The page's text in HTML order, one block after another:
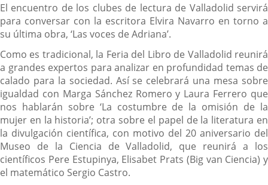
El encuentro de los clubes de lectura de Valladolid servirá
para conversar con la escritora Elvira Navarro en torno a
su última obra, ‘Las voces de Adriana’.
Como es tradicional, la Feria del Libro de Valladolid reunirá
a grandes expertos para analizar en profundidad temas de
calado para la sociedad. Así se celebrará una mesa sobre
igualdad con Marga Sánchez Romero y Laura Ferrero que
nos hablarán sobre ‘La costumbre de la omisión de la
mujer en la historia’; otra sobre el papel de la literatura en
la divulgación científica, con motivo del 20 aniversario del
Museo de la Ciencia de Valladolid, que reunirá a los
científicos Pere Estupinya, Elisabet Prats (Big van Ciencia) y
el matemático Sergio Castro.